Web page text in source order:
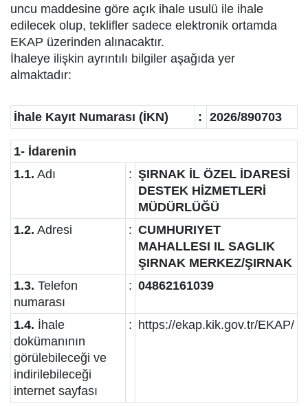
uncu maddesine göre açık ihale usulü ile ihale
edilecek olup, teklifler sadece elektronik ortamda
EKAP üzerinden alınacaktır.
İhaleye ilişkin ayrıntılı bilgiler aşağıda yer
almaktadır:
İhale Kayıt Numarası (İKN) : 2026/890703
1- İdarenin
1.1. Adı : ŞIRNAK İL ÖZEL İDARESİ
DESTEK HİZMETLERİ
MÜDÜRLÜĞÜ
1.2. Adresi : CUMHURIYET
MAHALLESI IL SAGLIK
ŞIRNAK MERKEZ/ŞIRNAK
1.3. Telefon
numarası
: 04862161039
1.4. İhale
dokümanının
görülebileceği ve
indirilebileceği
internet sayfası
: https://ekap.kik.gov.tr/EKAP/